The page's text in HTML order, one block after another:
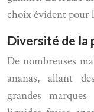
choix évident pour
Diversité de la
De nombreuses
ananas, allant
grandes